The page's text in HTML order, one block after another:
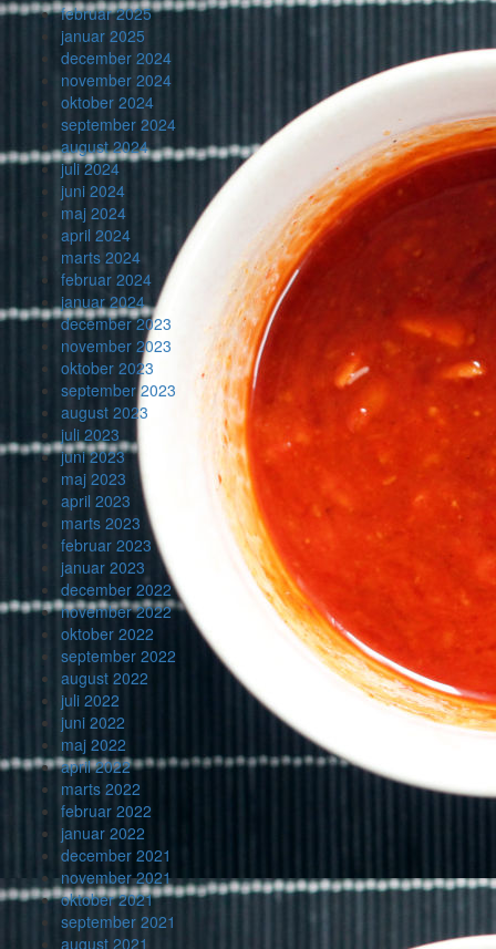
februar 2025
januar 2025
december 2024
november 2024
oktober 2024
september 2024
august 2024
juli 2024
juni 2024
maj 2024
april 2024
marts 2024
februar 2024
januar 2024
december 2023
november 2023
oktober 2023
september 2023
august 2023
juli 2023
juni 2023
maj 2023
april 2023
marts 2023
februar 2023
januar 2023
december 2022
november 2022
oktober 2022
september 2022
august 2022
juli 2022
juni 2022
maj 2022
april 2022
marts 2022
februar 2022
januar 2022
december 2021
november 2021
oktober 2021
september 2021
august 2021